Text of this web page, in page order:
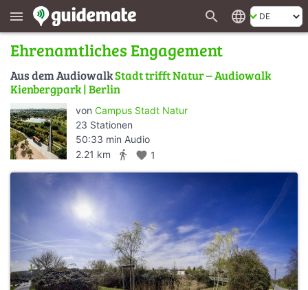
menu search language
Ehrenamtliches Engagement
Aus dem AudiowalkStadt trifft Natur – Audiowalk
Kienbergpark | Berlin
von Campus Stadt Natur
23 Stationen
50:33 min Audio
2.21 km
directions_walk favorite 1